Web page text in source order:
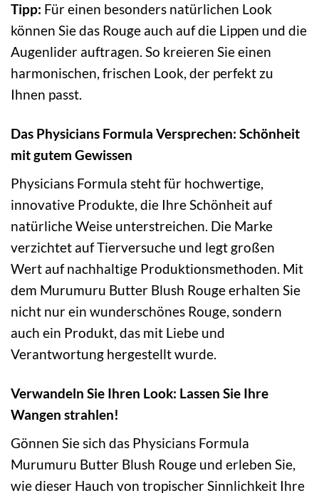
Tipp: Für einen besonders natürlichen Look
können Sie das Rouge auch auf die Lippen und die
Augenlider auftragen. So kreieren Sie einen
harmonischen, frischen Look, der perfekt zu
Ihnen passt.
Das Physicians Formula Versprechen: Schönheit
mit gutem Gewissen
Physicians Formula steht für hochwertige,
innovative Produkte, die Ihre Schönheit auf
natürliche Weise unterstreichen. Die Marke
verzichtet auf Tierversuche und legt großen
Wert auf nachhaltige Produktionsmethoden. Mit
dem Murumuru Butter Blush Rouge erhalten Sie
nicht nur ein wunderschönes Rouge, sondern
auch ein Produkt, das mit Liebe und
Verantwortung hergestellt wurde.
Verwandeln Sie Ihren Look: Lassen Sie Ihre
Wangen strahlen!
Gönnen Sie sich das Physicians Formula
Murumuru Butter Blush Rouge und erleben Sie,
wie dieser Hauch von tropischer Sinnlichkeit Ihre